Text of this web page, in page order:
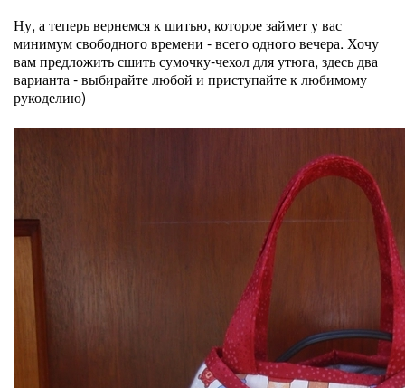
Ну, а теперь вернемся к шитью, которое займет у вас
минимум свободного времени - всего одного вечера. Хочу
вам предложить сшить сумочку-чехол для утюга, здесь два
варианта - выбирайте любой и приступайте к любимому
рукоделию)